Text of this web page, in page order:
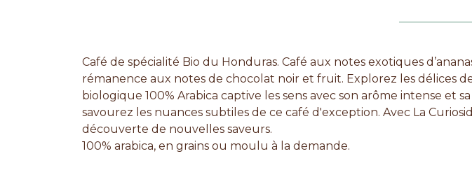
Café de spécialité Bio du Honduras. Café aux notes exotiques
rémanence aux notes de chocolat noir et fruit. Explorez les délices
biologique 100% Arabica captive les sens avec son arôme intense
savourez les nuances subtiles de ce café d'exception. Avec La
découverte de nouvelles saveurs.
100% arabica, en grains ou moulu à la demande.